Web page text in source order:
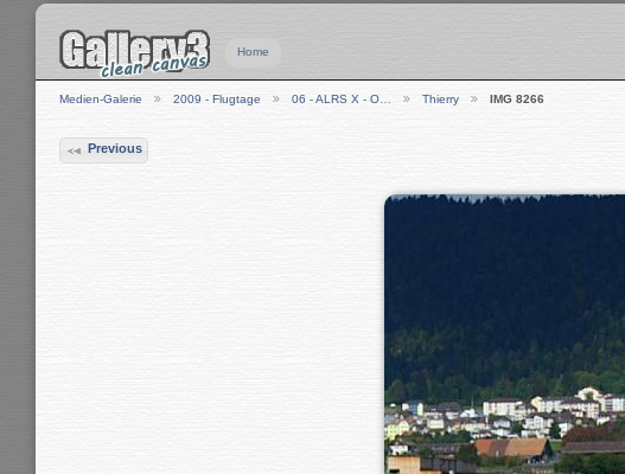
Home
Medien-Galerie 2009 - Flugtage 06 - ALRS X - O… Thierry IMG 8266
Previous